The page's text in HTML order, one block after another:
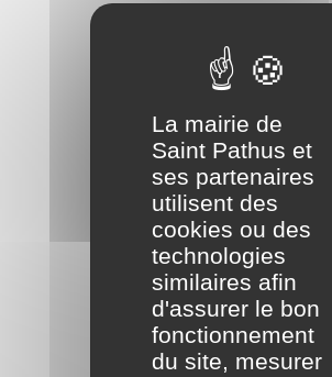
La mairie de
Saint Pathus et
ses partenaires
utilisent des
cookies ou des
technologies
similaires afin
d'assurer le bon
fonctionnement
du site, mesurer